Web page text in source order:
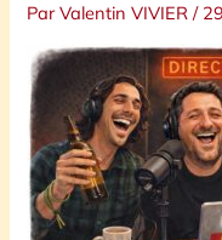
ParValentin VIVIER/